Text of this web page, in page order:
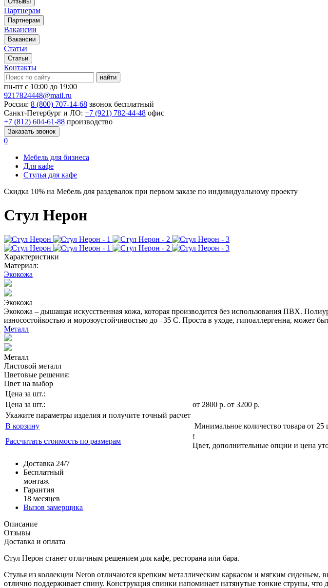
Партнерам
Партнерам
Вакансии
Вакансии
Статьи
Статьи
Контакты
найти
пн-пт с 10:00 до 19:00
9217824448@mail.ru
Россия: 8 (800) 707-14-68 звонок бесплатный
Санкт-Петербург и ЛО: +7 (921) 782-44-48 офис
+7 (812) 604-61-88 производство
Заказать звонок
0
Мебель для бизнеса
Для кафе
Стулья для кафе
Скидка 10% на Мебель для раздевалок при первом заказе по индивидуальному проекту
Стул Нерон
Характеристики
Материал:
Экокожа
Экокожа
Экокожа – дышащая искусственная кожа, которая производится без использования ПВХ.
износостойкостью и морозоустойчивостью до –35 С. Проста в уходе, гипоаллергенна, может
Металл
Металл
Листовой металл
Цветовые решения:
Цвет на выбор
Цена за шт.:
Цена за шт.:
от 2800 р. от 3200 р.
Укажите параметры изделия и получите точный расчет
В корзину
Минимальное количество товара от 25
Рассчитать стоимость по размерам
!
Цвет, дополнительные опции и цена
Доставка 24/7
Бесплатный
монтаж
Гарантия
18 месяцев
Вызов замерщика
Описание
Отзывы
Доставка и оплата
Стул Нерон станет отличным решением для кафе, ресторана или бара.
Стулья из коллекции Neron отличаются крепким металлическим каркасом и мягким
отлично поддерживает спину. Конструкция спинки напоминает натянутые тонкие струны, что